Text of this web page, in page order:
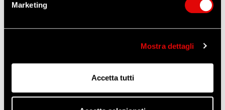
Marketing
Mostra dettagli
Accetta tutti